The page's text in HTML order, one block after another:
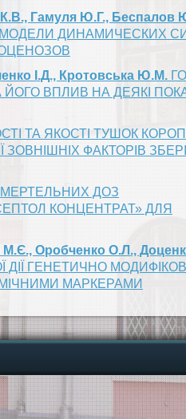
Гамуля Ю.Г., Беспалов
ДИНАМИЧЕСКИХ
І.Д., Кротовська Ю.М.
ВПЛИВ НА ДЕЯКІ
ТА ЯКОСТІ ТУШОК
ЗОВНІШНІХ ФАКТОРІВ
ДОЗ
КОНЦЕНТРАТ» ДЛЯ
М.Є., Оробченко О.Л.,
ДІЇ ГЕНЕТИЧНО
МАРКЕРАМИ